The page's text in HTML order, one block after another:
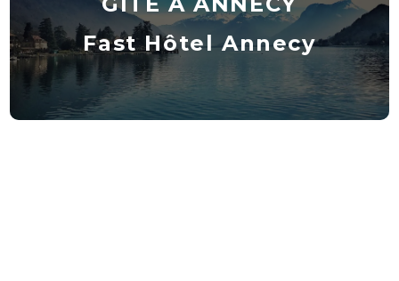
Fast Hôtel Annecy